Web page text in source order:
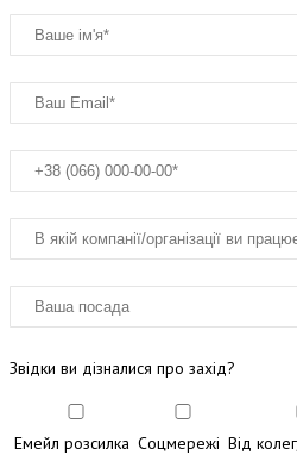
Звідки ви дізналися про захід?
Емейл розсилка Соцмережі Від